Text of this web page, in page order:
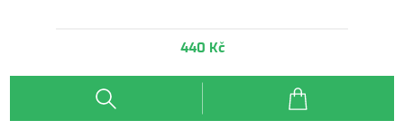
440 Kč